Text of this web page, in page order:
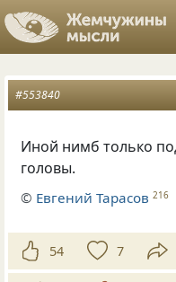
#553840
Иной нимб только
головы.
© Евгений Тарасов 216
54 7